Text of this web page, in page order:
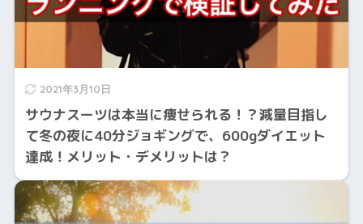
2021年3月10日
サウナスーツは本当に痩せられる！？減量目指し
て冬の夜に40分ジョギングで、600gダイエット
達成！メリット・デメリットは？